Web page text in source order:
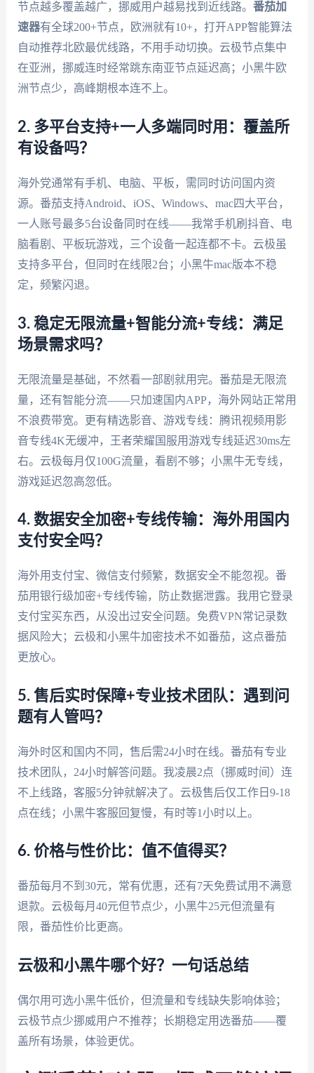
节点越多覆盖越广，挪威用户越易找到近线路。 番茄加
速器有全球200+节点，欧洲就有10+，打开APP智能算法
自动推荐北欧最优线路，不用手动切换。云极节点集中
在亚洲，挪威连时经常跳东南亚节点延迟高；小黑牛欧
洲节点少，高峰期根本连不上。
2. 多平台支持+一人多端同时用：覆盖所
有设备吗？
海外党通常有手机、电脑、平板，需同时访问国内资
源。番茄支持Android、iOS、Windows、mac四大平台，
一人账号最多5台设备同时在线——我常手机刷抖音、电
脑看剧、平板玩游戏，三个设备一起连都不卡。云极虽
支持多平台，但同时在线限2台；小黑牛mac版本不稳
定，频繁闪退。
3. 稳定无限流量+智能分流+专线：满足
场景需求吗？
无限流量是基础，不然看一部剧就用完。番茄是无限流
量，还有智能分流——只加速国内APP，海外网站正常用
不浪费带宽。更有精选影音、游戏专线：腾讯视频用影
音专线4K无缓冲，王者荣耀国服用游戏专线延迟30ms左
右。云极每月仅100G流量，看剧不够；小黑牛无专线，
游戏延迟忽高忽低。
4. 数据安全加密+专线传输：海外用国内
支付安全吗？
海外用支付宝、微信支付频繁，数据安全不能忽视。番
茄用银行级加密+专线传输，防止数据泄露。我用它登录
支付宝买东西，从没出过安全问题。免费VPN常记录数
据风险大；云极和小黑牛加密技术不如番茄，这点番茄
更放心。
5. 售后实时保障+专业技术团队：遇到问
题有人管吗？
海外时区和国内不同，售后需24小时在线。番茄有专业
技术团队，24小时解答问题。我凌晨2点（挪威时间）连
不上线路，客服5分钟就解决了。云极售后仅工作日9-18
点在线；小黑牛客服回复慢，有时等1小时以上。
6. 价格与性价比：值不值得买？
番茄每月不到30元，常有优惠，还有7天免费试用不满意
退款。云极每月40元但节点少，小黑牛25元但流量有
限，番茄性价比更高。
云极和小黑牛哪个好？一句话总结
偶尔用可选小黑牛低价，但流量和专线缺失影响体验；
云极节点少挪威用户不推荐；长期稳定用选番茄——覆
盖所有场景，体验更优。